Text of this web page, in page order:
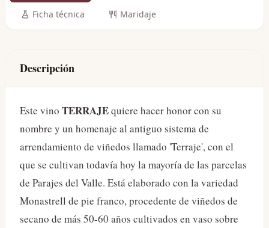
Ficha técnica Maridaje
Descripción
Este vino TERRAJEquiere hacer honor con su
nombre y un homenaje al antiguo sistema de
arrendamiento de viñedos llamado 'Terraje', con el
que se cultivan todavía hoy la mayoría de las parcelas
de Parajes del Valle. Está elaborado con la variedad
Monastrell de pie franco, procedente de viñedos de
secano de más 50-60 años cultivados en vaso sobre